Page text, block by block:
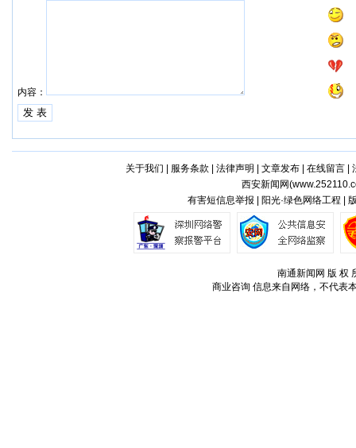
内容：
关于我们 服务条款 法律声明 文章发布| 在线留言|
西安新闻网(
有害短信息举报 | 阳光·绿色网络工程 |
南通新闻网 版 权
商业咨询 信息来自网络，不代表